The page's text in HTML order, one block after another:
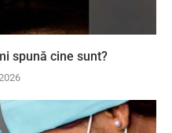
spună cine sunt?